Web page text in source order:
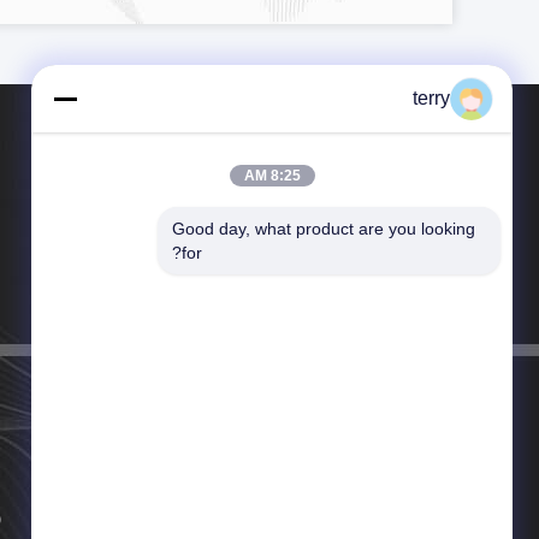
تلفن：86-28-87746871
terry
8:25 AM
Good day, what product are you looking
for?